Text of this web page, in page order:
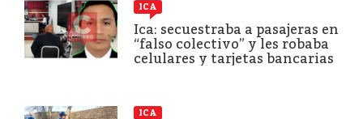
ICA
Ica: secuestraba a pasajeras en
“falso colectivo” y les robaba
celulares y tarjetas bancarias
ICA